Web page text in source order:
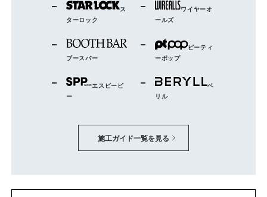
ス
ターロック
ブースバー
エスピーピ
ー
ワイヤーオ
ールズ
ピーティ
ーポップ
ベ
リル
施工ガイド一覧を見る